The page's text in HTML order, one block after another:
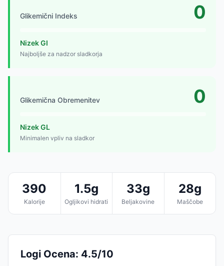
Glikemični Indeks 0
Nizek GI
Najboljše za nadzor sladkorja
Glikemična Obremenitev 0
Nizek GL
Minimalen vpliv na sladkor
390
Kalorije
1.5g
Ogljikovi hidrati
33g
Beljakovine
28g
Maščobe
Logi Ocena: 4.5/10